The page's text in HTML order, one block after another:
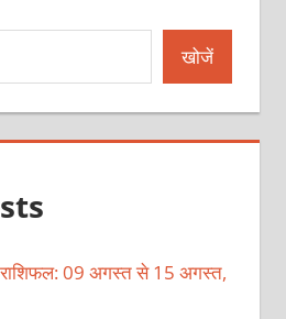
खोजें
राशिफल: 09 अगस्त से 15 अगस्त,